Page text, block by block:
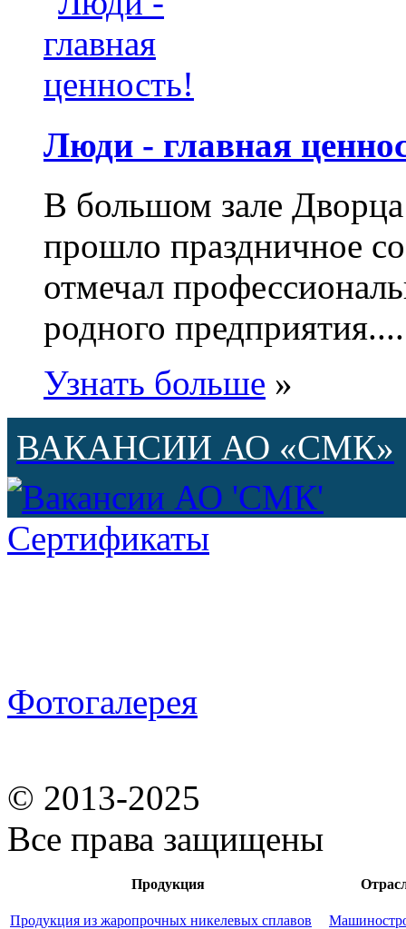
Люди - главная
В большом зале
прошло праздничное
отмечал
родного предприятия....
Узнать больше »
ВАКАНСИИ АО «СМК»
Сертификаты
Фотогалерея
© 2013-2025
Все права защищены
Продукция
Продукция из жаропрочных никелевых сплавов